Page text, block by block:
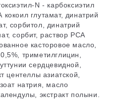
N - карбоксиэтил
глутамат, динатрий
сорбитол, динатрий
сорбит, раствор РСА
касторовое масло,
триметилглицин,
сердцевидной,
центеллы азиатской,
натрия, масло
экстракт полыни.